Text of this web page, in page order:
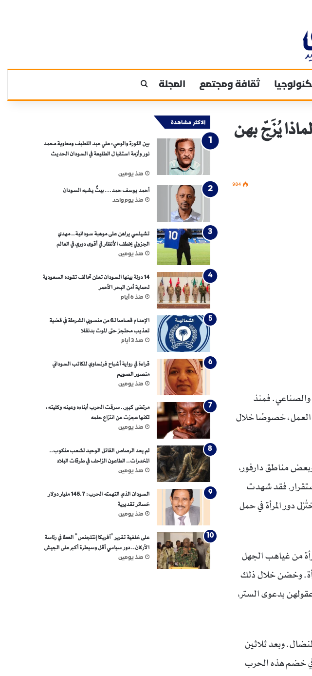
ثقافة ومجتمع المجلة
يُزَجّ بهن
984
والصناعي. فمنذ
العمل، خصوصًا خلال
مناطق دارفور،
فقد شهدت
دور المرأة في حمل
من غياهب الجهل
وخضن خلال ذلك
بدعوى الستر،
وبعد ثلاثين
وفي خضم هذه الحرب
الاكثر مشاهدة
بين الثورة والوعي: علي عبد اللطيف ومعاوية محمد
نور وأزمة استقبال الطليعة في السودان الحديث
منذ يومين
أحمد يوسف حمد… بيتٌ يشبه السودان
منذ يوم واحد
تشيلسي يراهن على موهبة سودانية.. مهدي
الجزولي يخطف الأنظار في أقوى دوري في العالم
منذ يومين
14 دولة بينها السودان تعلن تحالف تقوده السعودية
لحماية أمن البحر الأحمر
منذ 6 أيام
الإعدام قصاصا لـ6 من منسوبي الشرطة في قضية
تعذيب محتجز حتى الموت بدنقلا
منذ 3 أيام
قراءة في رواية أشباح فرنساوي للكاتب السوداني
منصور الصويم
منذ يومين
مرتضى كبير.. سرقت الحرب أبناءه وعينه وكليته،
لكنها عجزت عن انتزاع حلمه
منذ يومين
لم يعد الرصاص القاتل الوحيد لشعب منكوب..
المخدرات.. الطاعون الزاحف في طرقات البلاد
منذ يومين
السودان الذي التهمته الحرب: 145.7 مليار دولار
خسائر تقديرية
منذ يومين
على خلفية تقرير “آفريكا إنتلجنس” العطا في رئاسة
الأركان.. دور سياسي أقل وسيطرة أكبر على الجيش
منذ يومين